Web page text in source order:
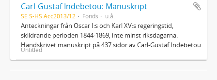
Carl-Gustaf Indebetou: Manuskript
SE S-HS Acc2013/12 Fonds u.å.
Anteckningar från Oscar I:s och Karl XV:s regeringstid,
skildrande perioden 1844-1869, inte minst riksdagarna.
Handskrivet manuskript på 437 sidor av Carl-Gustaf Indebetou
Untitled